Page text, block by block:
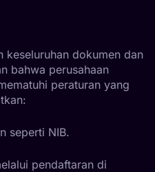
keseluruhan dokumen dan
bahwa perusahaan
peraturan yang
seperti NIB.
pendaftaran di